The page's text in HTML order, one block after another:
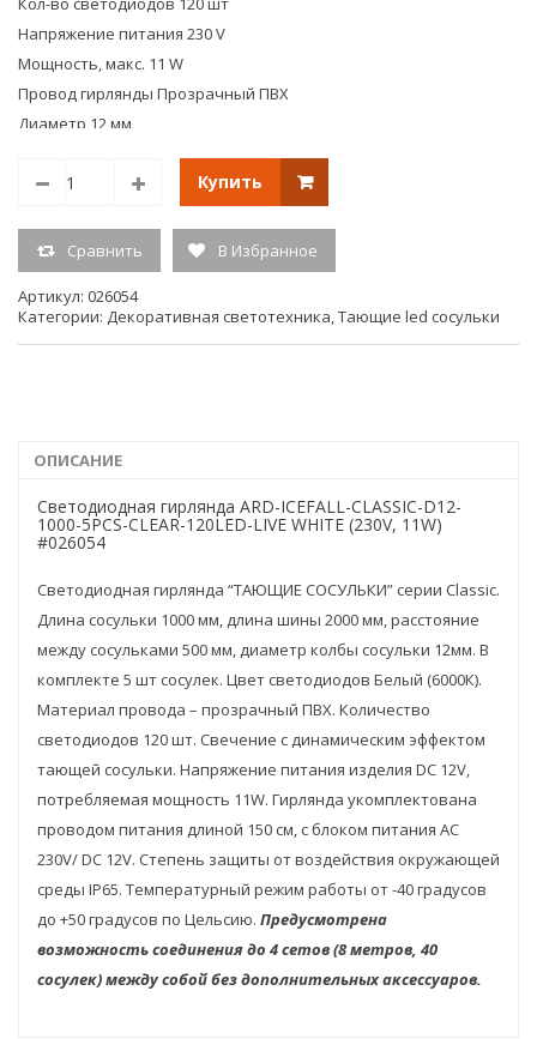
Напряжение питания 230 V
Мощность, макс. 11 W
Провод гирлянды Прозрачный ПВХ
Диаметр 12 мм
Рабочая температура min: -40 °C; max: 50 °C
Класс пылевлагозащиты IP65
Сертификат EAC-04942
Гарантийный срок 1 год
Вес 1.034 кг
Вид упаковки Коробка
Купить
Сравнить В Избранное
Артикул: 026054
Категории: Декоративная светотехника,Тающие led сосульки
ОПИСАНИЕ
Светодиодная гирлянда ARD-ICEFALL-CLASSIC-D12-
1000-5PCS-CLEAR-120LED-LIVE WHITE (230V, 11W)
#026054
Светодиодная гирлянда “ТАЮЩИЕ СОСУЛЬКИ” серии Classic.
Длина сосульки 1000 мм, длина шины 2000 мм, расстояние
между сосульками 500 мм, диаметр колбы сосульки 12мм. В
комплекте 5 шт сосулек. Цвет светодиодов Белый (6000К).
Материал провода – прозрачный ПВХ. Количество
светодиодов 120 шт. Свечение с динамическим эффектом
тающей сосульки. Напряжение питания изделия DC 12V,
потребляемая мощность 11W. Гирлянда укомплектована
проводом питания длиной 150 см, с блоком питания AC
230V/ DC 12V. Степень защиты от воздействия окружающей
среды IP65. Температурный режим работы от -40 градусов
до +50 градусов по Цельсию. Предусмотрена
возможность соединения до 4 сетов (8 метров, 40
сосулек) между собой без дополнительных аксессуаров.